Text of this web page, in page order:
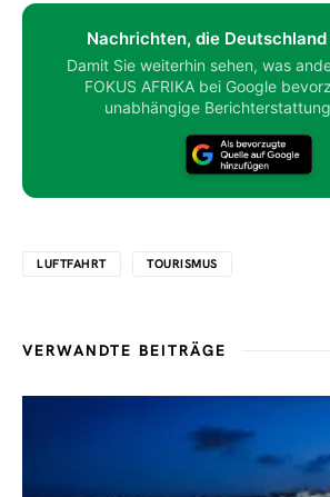
Nachrichten, die
Damit Sie weiterhin sehen, was
FOKUS AFRIKA bei Google
unabhängige
LUFTFAHRT TOURISMUS
VERWANDTE BEITRÄGE